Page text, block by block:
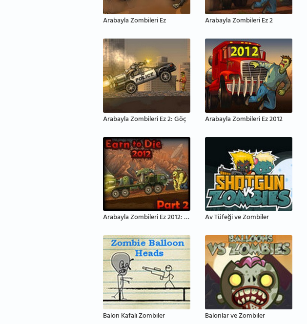
Arabayla Zombileri Ez Arabayla Zombileri Ez 2
Arabayla Zombileri Ez 2: Göç Arabayla Zombileri Ez 2012
Arabayla Zombileri Ez 2012: Bölüm 2 Av Tüfeği ve Zombiler
Balon Kafalı Zombiler Balonlar ve Zombiler